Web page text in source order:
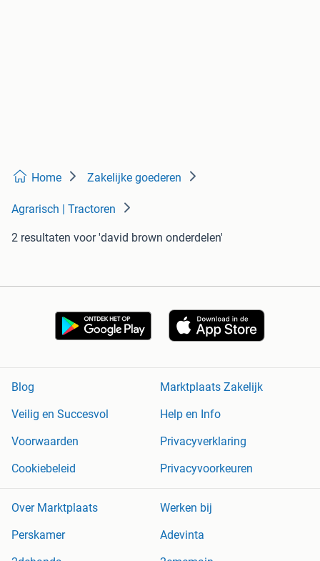
Home Zakelijke goederen
Agrarisch | Tractoren
2 resultaten voor 'david brown onderdelen'
Blog
Marktplaats Zakelijk
Veilig en Succesvol
Help en Info
Voorwaarden
Privacyverklaring
Cookiebeleid
Privacyvoorkeuren
Over Marktplaats
Werken bij
Perskamer
Adevinta